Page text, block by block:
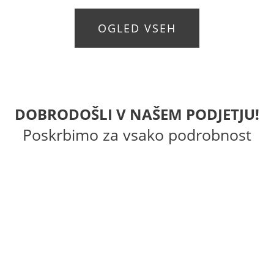
OGLED VSEH
DOBRODOŠLI V NAŠEM PODJETJU!
Poskrbimo za vsako podrobnost